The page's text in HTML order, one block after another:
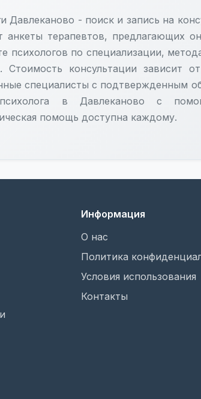
Давлеканово - поиск и запись на
анкеты терапевтов, предлагающих
психологов по специализации,
Стоимость консультации зависит
специалисты с подтвержденным
в Давлеканово с
помощь доступна каждому.
Информация
О нас
Политика
Условия использования
Контакты